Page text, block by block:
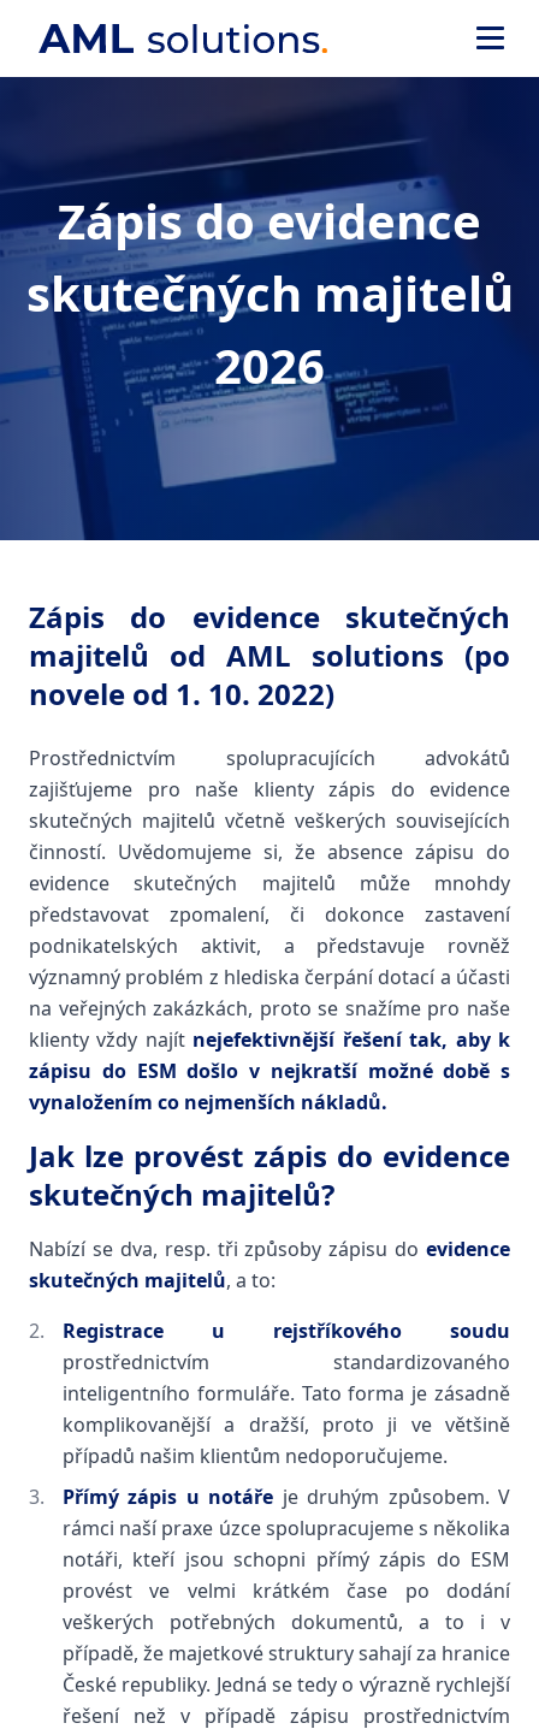
Zápis do evidence
skutečných majitelů
2026
Zápis do evidence skutečných
majitelů od AML solutions (po
novele od 1. 10. 2022)
Prostřednictvím spolupracujících advokátů
zajišťujeme pro naše klienty zápis do evidence
skutečných majitelů včetně veškerých souvisejících
činností. Uvědomujeme si, že absence zápisu do
evidence skutečných majitelů může mnohdy
představovat zpomalení, či dokonce zastavení
podnikatelských aktivit, a představuje rovněž
významný problém z hlediska čerpání dotací a účasti
na veřejných zakázkách, proto se snažíme pro naše
klienty vždy najít nejefektivnější řešení tak, aby k
zápisu do ESM došlo v nejkratší možné době s
vynaložením co nejmenších nákladů.
Jak lze provést zápis do evidence
skutečných majitelů?
Nabízí se dva, resp. tři způsoby zápisu do evidence
skutečných majitelů, a to:
Registrace u rejstříkového soudu
prostřednictvím standardizovaného
inteligentního formuláře. Tato forma je zásadně
komplikovanější a dražší, proto ji ve většině
případů našim klientům nedoporučujeme.
Přímý zápis u notáře je druhým způsobem. V
rámci naší praxe úzce spolupracujeme s několika
notáři, kteří jsou schopni přímý zápis do ESM
provést ve velmi krátkém čase po dodání
veškerých potřebných dokumentů, a to i v
případě, že majetkové struktury sahají za hranice
České republiky. Jedná se tedy o výrazně rychlejší
řešení než v případě zápisu prostřednictvím